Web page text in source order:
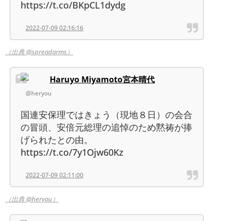
https://t.co/BKpCL1dydg
2022-07-09 02:16:16
（出典 @spreadarms）
Haruyo Miyamoto宮本晴代
@heryou
国連安保理ではきょう（現地８日）の会合
の冒頭、安倍元総理の追悼のため黙祷が捧
げられたとの由。
https://t.co/7y1Ojw60Kz
2022-07-09 02:11:00
（出典 @heryou）